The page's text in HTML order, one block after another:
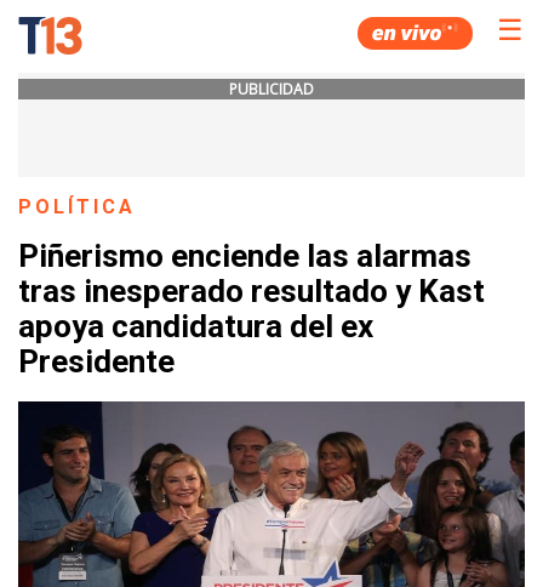
☰
PUBLICIDAD
POLÍTICA
Piñerismo enciende las alarmas
tras inesperado resultado y Kast
apoya candidatura del ex
Presidente